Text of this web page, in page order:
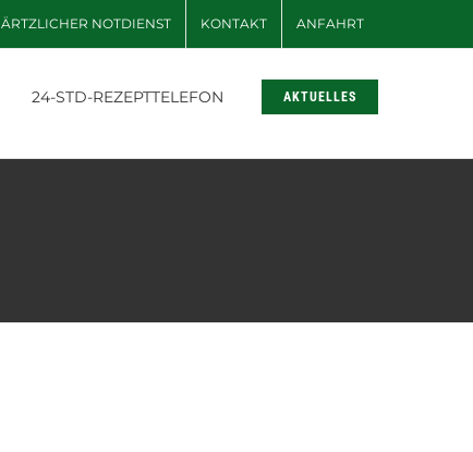
ÄRTZLICHER NOTDIENST KONTAKT ANFAHRT
24-STD-REZEPTTELEFON AKTUELLES